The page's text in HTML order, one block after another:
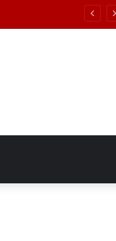
मौत की पुष्टि